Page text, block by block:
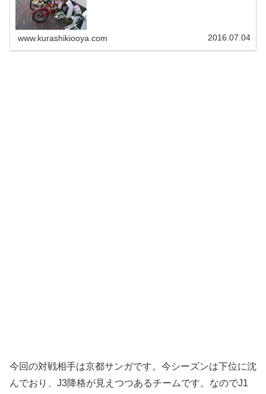
www.kurashikiooya.com 2016.07.04
今回の対戦相手は京都サンガです。今シーズンは下位に沈
んでおり、J3降格が見えつつあるチームです。なのでJ1